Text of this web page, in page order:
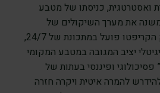
ואסטרטגית, כניסתו של מטבע
את מערך השיקולים של
המשקיע המקומי. שוק הקריפטו פועל במתכונת של 24/7,
יציב המגובה במטבע המקומי
ופיננסי בעתות של
להמרה איטית ויקרה חזרה